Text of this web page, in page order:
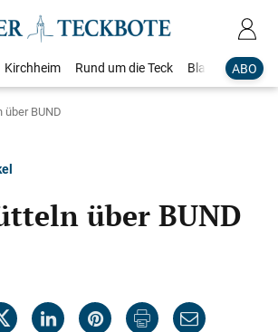
ABO
Kirchheim Rund um die Teck Blaulicht
BUND
über BUND